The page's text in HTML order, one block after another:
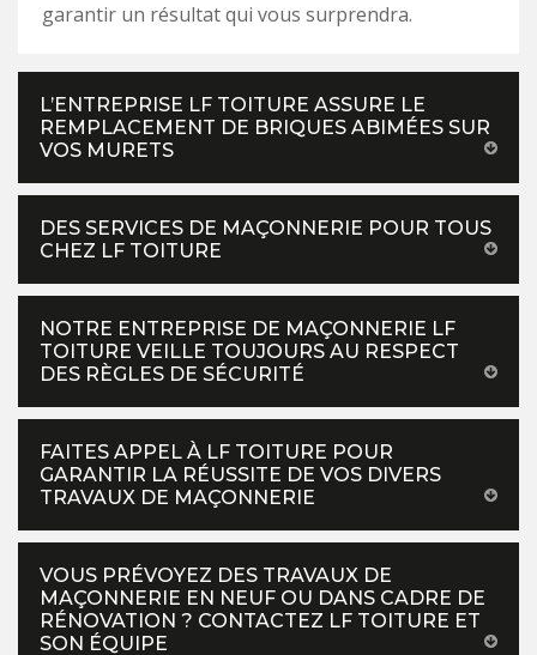
garantir un résultat qui vous surprendra.
L’ENTREPRISE LF TOITURE ASSURE LE
REMPLACEMENT DE BRIQUES ABIMÉES SUR
VOS MURETS
DES SERVICES DE MAÇONNERIE POUR TOUS
CHEZ LF TOITURE
NOTRE ENTREPRISE DE MAÇONNERIE LF
TOITURE VEILLE TOUJOURS AU RESPECT
DES RÈGLES DE SÉCURITÉ
FAITES APPEL À LF TOITURE POUR
GARANTIR LA RÉUSSITE DE VOS DIVERS
TRAVAUX DE MAÇONNERIE
VOUS PRÉVOYEZ DES TRAVAUX DE
MAÇONNERIE EN NEUF OU DANS CADRE DE
RÉNOVATION ? CONTACTEZ LF TOITURE ET
SON ÉQUIPE